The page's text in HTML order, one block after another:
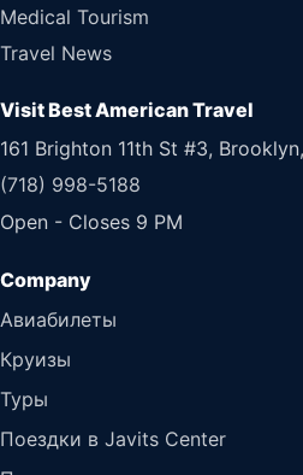
Medical Tourism
Travel News
Visit Best American Travel
161 Brighton 11th St #3,
(718) 998-5188
Open - Closes 9 PM
Авиабилеты
Круизы
Туры
Поездки в Javits Center